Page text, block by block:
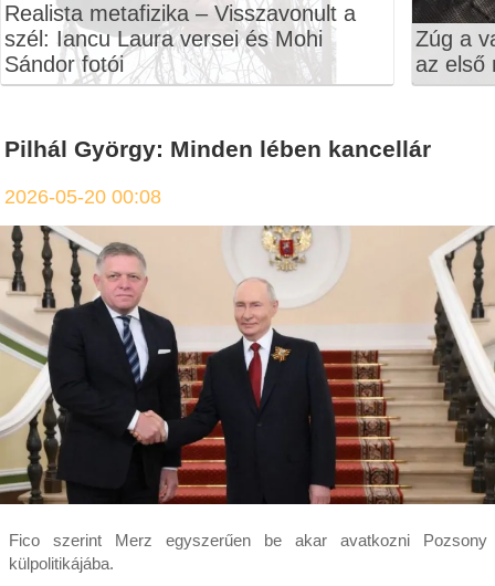
Realista metafizika – Visszavonult a
szél: Iancu Laura versei és Mohi
Sándor fotói
Zúg a
az első
Pilhál György: Minden lében kancellár
2026-05-20 00:08
Fico szerint Merz egyszerűen be akar avatkozni Pozsony
külpolitikájába.